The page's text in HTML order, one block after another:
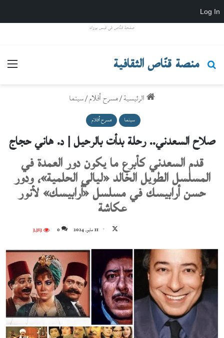
Log In
صفحة قنّاص في فيس بووك
منصة قنّاص الثقافية
بحث عن
الرئيسية/مسرح أفلام/سينما
سينما مسرح أفلام
صلاح السعدني.. رحلة بدأت بالرحيل | د. هاني حجاج
قدم السعدني كأبرع ما يكون دور العمدة في
المسلسل الطويل الخالد «ليالي الحلمية»، ودور
حسن أرابيسك في مسلسل «أرابيسك» لأنور
عكاشة
11 مايو، 2024 0 3٬313